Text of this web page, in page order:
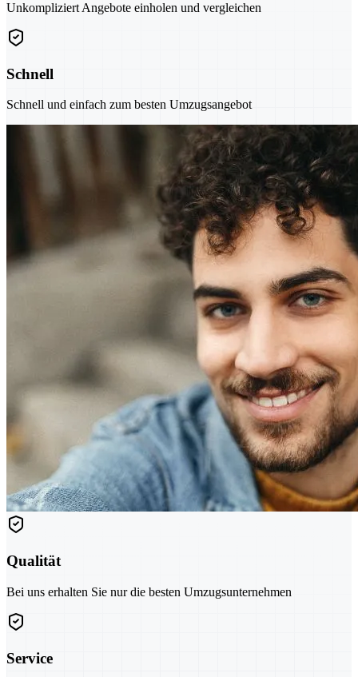
Unkompliziert Angebote einholen und vergleichen
Schnell
Schnell und einfach zum besten Umzugsangebot
Qualität
Bei uns erhalten Sie nur die besten Umzugsunternehmen
Service